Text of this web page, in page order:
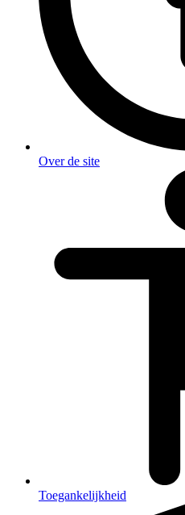
Over de site
Toegankelijkheid